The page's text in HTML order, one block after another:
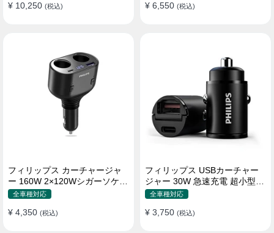
¥ 10,250 (税込) ¥ 6,550 (税込)
フィリップス カーチャージャ
ー 160W 2×120Wシガーソケッ
ト おしゃれ
全車種対応
¥ 4,350 (税込)
フィリップス USBカーチャー
ジャー 30W 急速充電 超小型設
計 おしゃれ シガーソケット
全車種対応
¥ 3,750 (税込)